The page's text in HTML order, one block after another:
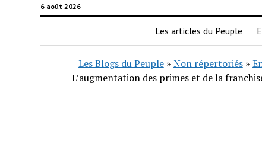
6 août 2026
Les articles du Peuple
Les Blogs du Peuple» Non répertoriés»
L’augmentation des primes et de la